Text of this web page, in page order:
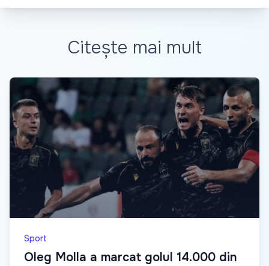
Citește mai mult
Sport
Oleg Molla a marcat golul 14.000 din